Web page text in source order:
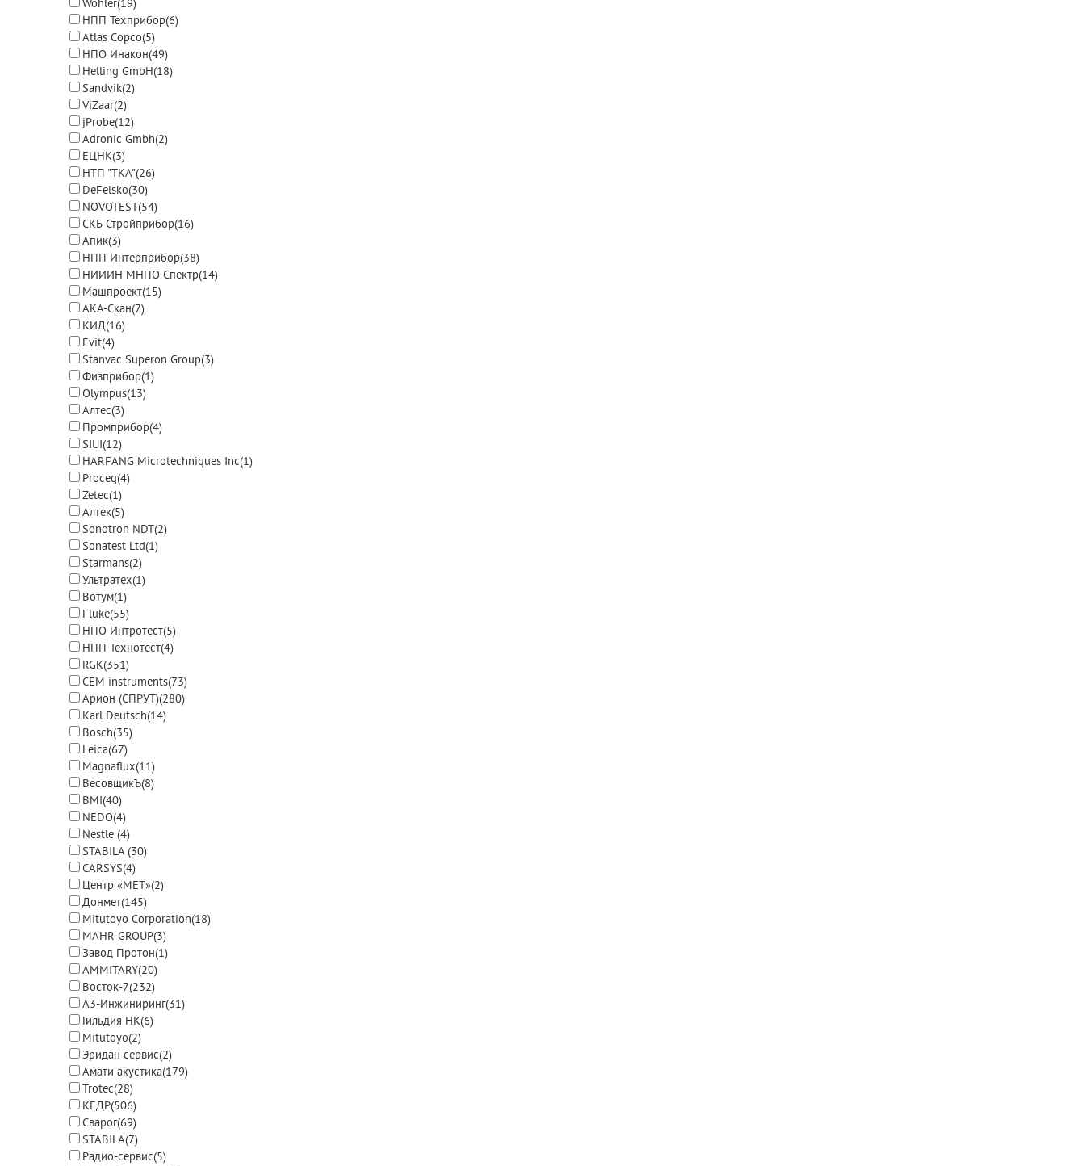
Wohler(19)
НПП Техприбор(6)
Atlas Copco(5)
НПО Инакон(49)
Helling GmbH(18)
Sandvik(2)
ViZaar(2)
jProbe(12)
Adronic Gmbh(2)
ЕЦНК(3)
НТП "ТКА"(26)
DeFelsko(30)
NOVOTEST(54)
СКБ Стройприбор(16)
Апик(3)
НПП Интерприбор(38)
НИИИН МНПО Спектр(14)
Машпроект(15)
АКА-Скан(7)
КИД(16)
Evit(4)
Stanvac Superon Group(3)
Физприбор(1)
Olympus(13)
Алтес(3)
Промприбор(4)
SIUI(12)
HARFANG Microtechniques Inc(1)
Proceq(4)
Zetec(1)
Алтек(5)
Sonotron NDT(2)
Sonatest Ltd(1)
Starmans(2)
Ультратех(1)
Вотум(1)
Fluke(55)
НПО Интротест(5)
НПП Технотест(4)
RGK(351)
CEM instruments(73)
Арион (СПРУТ)(280)
Karl Deutsch(14)
Bosch(35)
Leica(67)
Magnaflux(11)
ВесовщикЪ(8)
BMI(40)
NEDO(4)
Nestle (4)
STABILA (30)
CARSYS(4)
Центр «МЕТ»(2)
Донмет(145)
Mitutoyo Corporation(18)
MAHR GROUP(3)
Завод Протон(1)
AMMITARY(20)
Восток-7(232)
А3-Инжиниринг(31)
Гильдия НК(6)
Mitutoyo(2)
Эридан сервис(2)
Амати акустика(179)
Trotec(28)
КЕДР(506)
Сварог(69)
STABILA(7)
Радио-сервис(5)